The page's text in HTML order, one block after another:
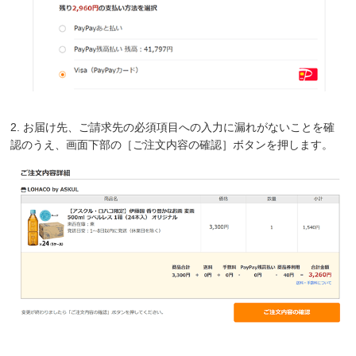
2. お届け先、ご請求先の必須項目への入力に漏れがないことを確
認のうえ、画面下部の［ご注文内容の確認］ボタンを押します。